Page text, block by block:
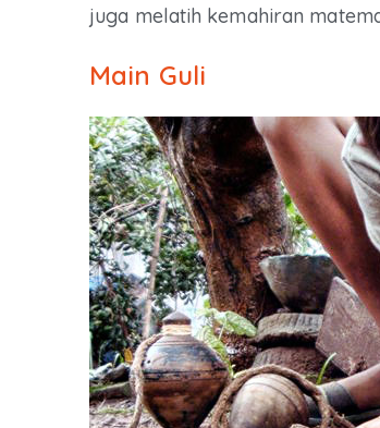
juga melatih kemahiran
Main Guli